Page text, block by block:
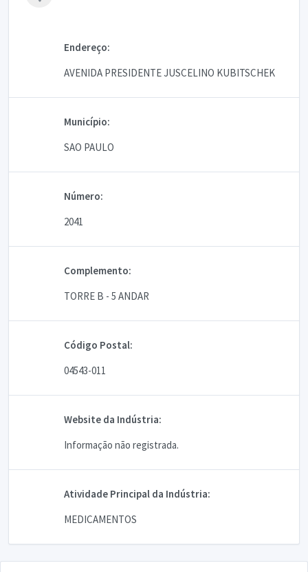
Endereço:
AVENIDA PRESIDENTE JUSCELINO KUBITSCHEK
Município:
SAO PAULO
Número:
2041
Complemento:
TORRE B - 5 ANDAR
Código Postal:
04543-011
Website da Indústria:
Informação não registrada.
Atividade Principal da Indústria:
MEDICAMENTOS